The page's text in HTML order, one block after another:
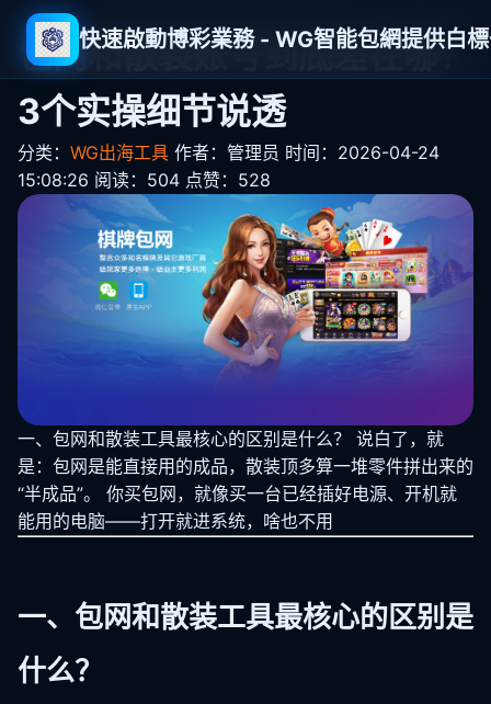
快速啟動博彩業務 - WG智能包網提供白
包网和散装账号到底差在哪？
3个实操细节说透
分类： WG出海工具 作者：管理员 时间：2026-04-24
15:08:26 阅读：504 点赞：528
一、包网和散装工具最核心的区别是什么？ 说白了，就
是：包网是能直接用的成品，散装顶多算一堆零件拼出来的
“半成品”。 你买包网，就像买一台已经插好电源、开机就
能用的电脑——打开就进系统，啥也不用
一、包网和散装工具最核心的区别是
什么？